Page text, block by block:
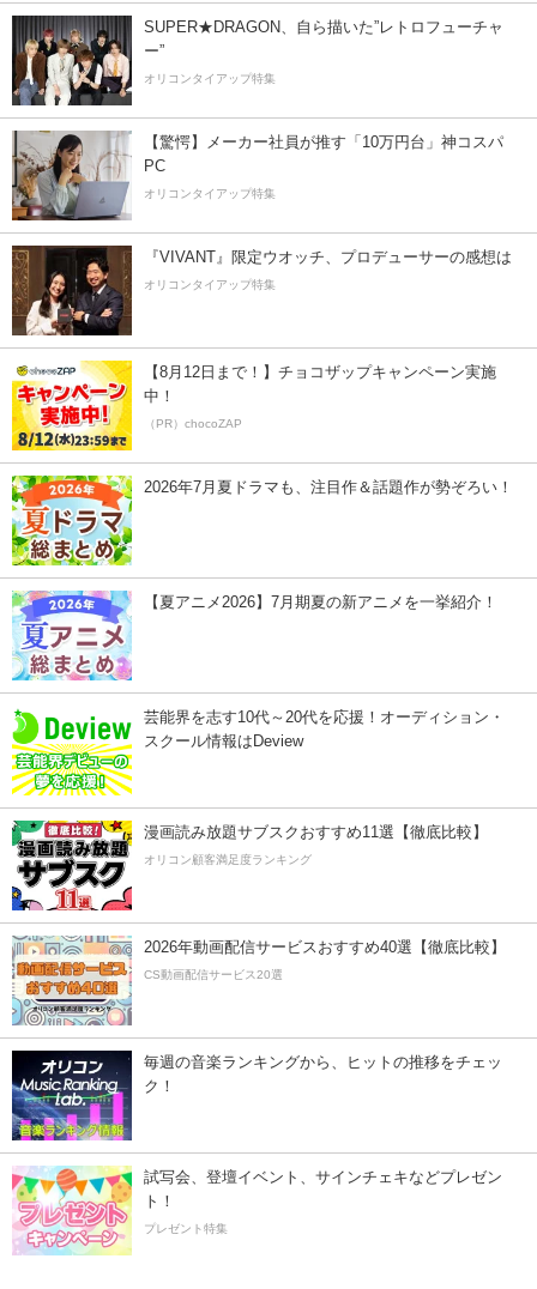
SUPER★DRAGON、自ら描いた”レトロフューチャ
ー”
オリコンタイアップ特集
【驚愕】メーカー社員が推す「10万円台」神コスパ
PC
オリコンタイアップ特集
『VIVANT』限定ウオッチ、プロデューサーの感想は
オリコンタイアップ特集
【8月12日まで！】チョコザップキャンペーン実施
中！
（PR）chocoZAP
2026年7月夏ドラマも、注目作＆話題作が勢ぞろい！
【夏アニメ2026】7月期夏の新アニメを一挙紹介！
芸能界を志す10代～20代を応援！オーディション・
スクール情報はDeview
漫画読み放題サブスクおすすめ11選【徹底比較】
オリコン顧客満足度ランキング
2026年動画配信サービスおすすめ40選【徹底比較】
CS動画配信サービス20選
毎週の音楽ランキングから、ヒットの推移をチェッ
ク！
試写会、登壇イベント、サインチェキなどプレゼン
ト！
プレゼント特集